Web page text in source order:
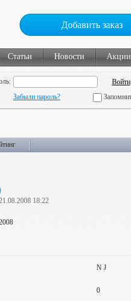
Добавить заказ
Статьи Новости Акции
Забыли пароль?
18:22
N J
0